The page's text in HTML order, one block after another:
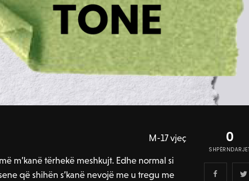
M-17 vjeç
m’kanë tërhekë meshkujt. Edhe normal si
që shihën s’kanë nevojë me u tregu me
0